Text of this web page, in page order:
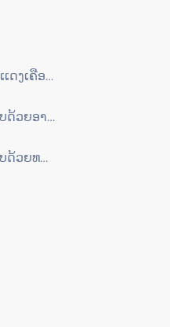
ເສັ້ນລວດທອງເເດງເຄືອບດ້ວຍທອງເເດງປະສົມດີບ (T-CCS Wire)
ທອງເເດງເຄືອບດ້ວຍອາລູມິນຽມປະສົມດີບ (T-CCA)
ທອງເເດງເຄືອບດ້ວຍທອງເເດງປະສົມດີບ (TCCC)